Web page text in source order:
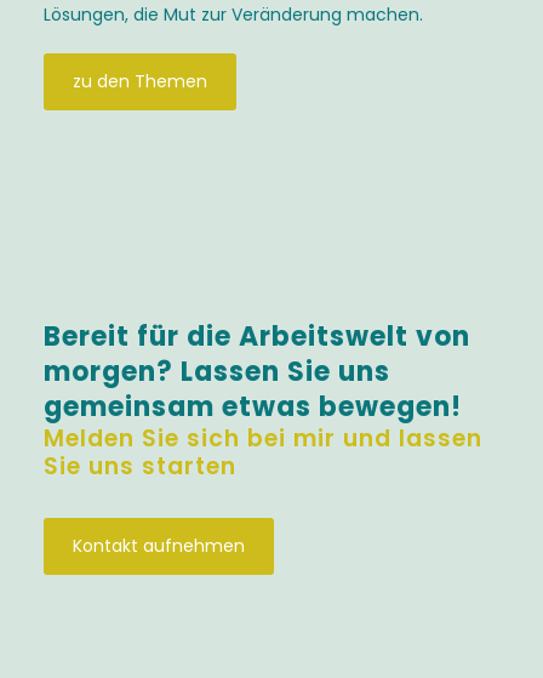
Lösungen, die Mut zur Veränderung machen.
zu den Themen
Bereit für die Arbeitswelt von
morgen? Lassen Sie uns
gemeinsam etwas bewegen!
Melden Sie sich bei mir und lassen
Sie uns starten
Kontakt aufnehmen